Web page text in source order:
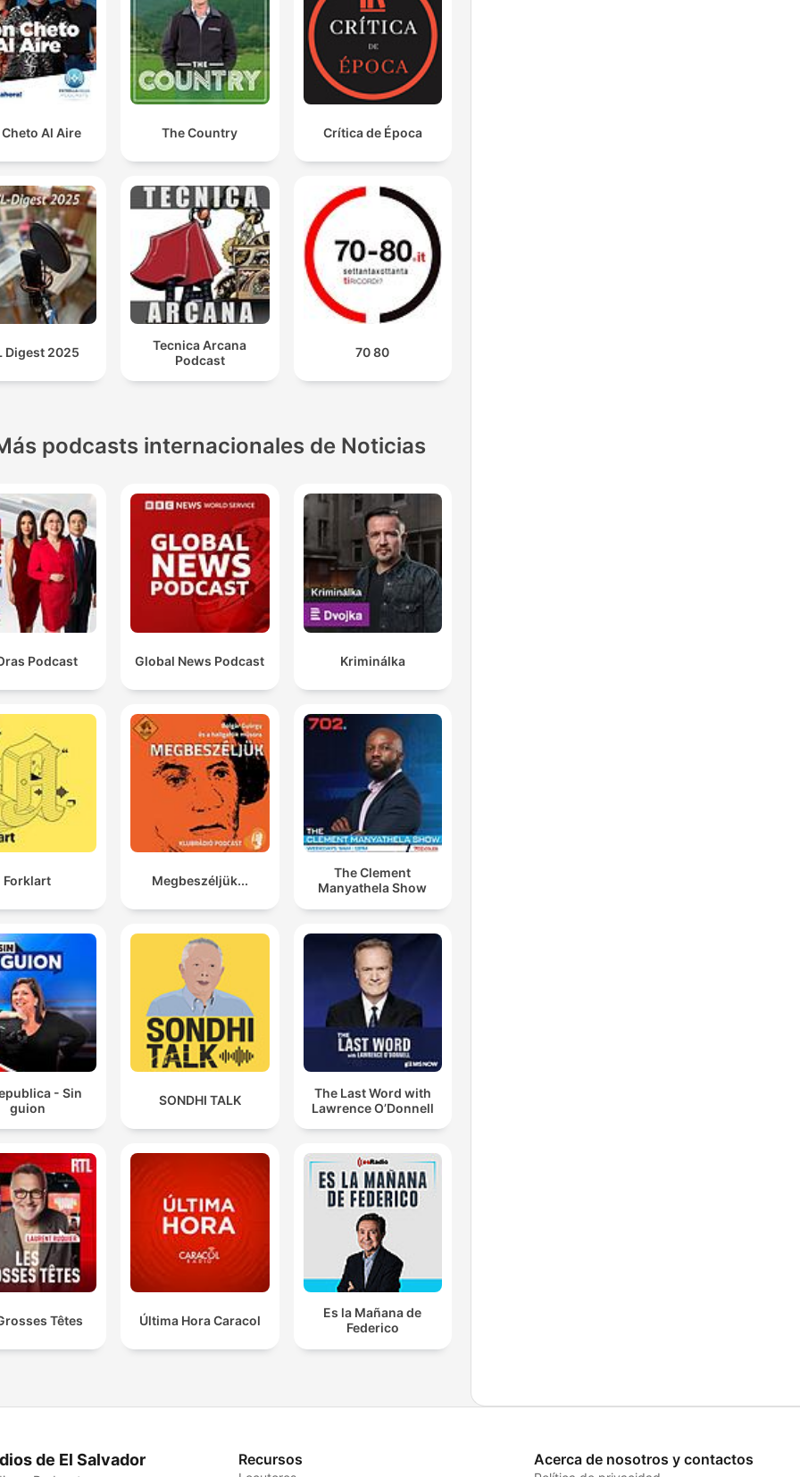
Al Aire The Country Crítica de Época
Digest 2025
Tecnica Arcana
Podcast
70 80
podcasts internacionales de Noticias
Podcast Global News Podcast Kriminálka
Forklart Megbeszéljük...
The Clement
Manyathela Show
- Sin
guion
SONDHI TALK
The Last Word with
Lawrence O’Donnell
Têtes Última Hora Caracol
Es la Mañana de
Federico
de El Salvador Recursos Acerca de nosotros y contactos